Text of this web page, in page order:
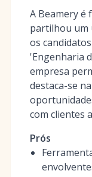
A Beamery é
partilhou um
os
'Engenharia
empresa
destaca-se
com clientes
Prós